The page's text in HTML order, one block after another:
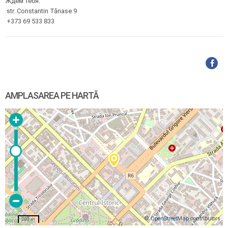
str. Constantin Tănase 9
+373 69 533 833
AMPLASAREA PE HARTĂ
©OpenStreetMapcontributors
200 m